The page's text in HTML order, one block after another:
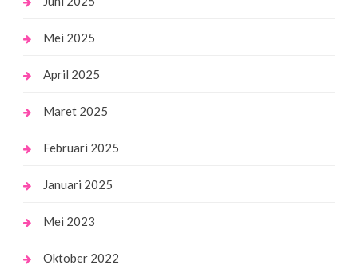
Mei 2025
April 2025
Maret 2025
Februari 2025
Januari 2025
Mei 2023
Oktober 2022